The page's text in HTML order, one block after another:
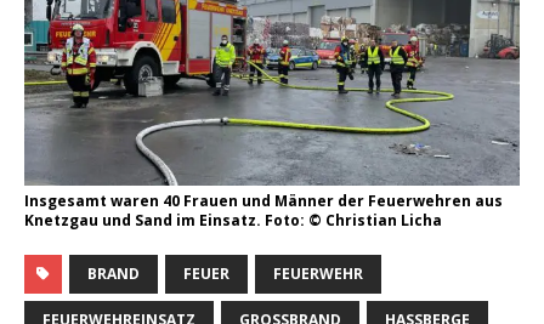
Insgesamt waren 40 Frauen und Männer der Feuerwehren aus
Knetzgau und Sand im Einsatz. Foto: © Christian Licha
BRAND FEUER FEUERWEHR
FEUERWEHREINSATZ GROSSBRAND HASSBERGE